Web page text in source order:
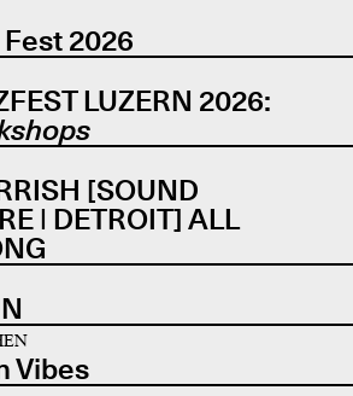
2026
LUZERN 2026:
[SOUND
| DETROIT] ALL
Vibes